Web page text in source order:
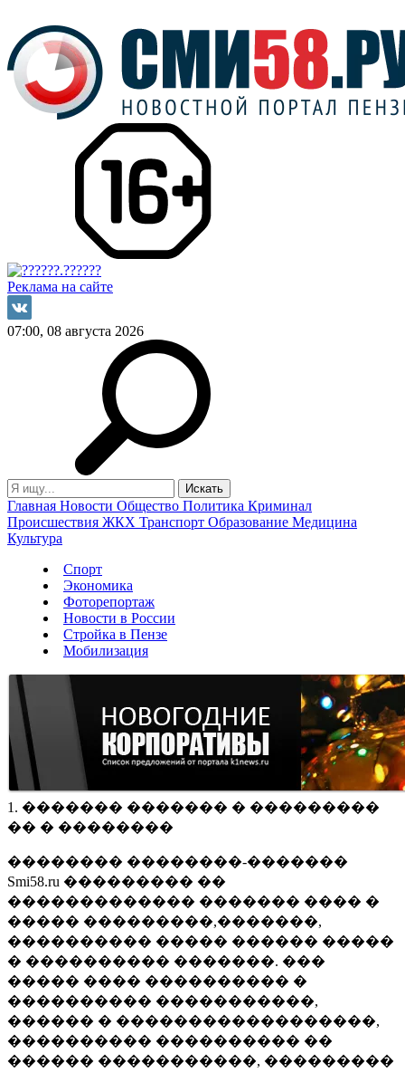
Реклама на сайте
07:00, 08 августа 2026
Главная Новости Общество Политика Криминал
Происшествия ЖКХ Транспорт Образование Медицина
Культура
Спорт
Экономика
Фоторепортаж
Новости в России
Стройка в Пензе
Мобилизация
1. ������� ������� � ���������
�� � ��������
�������� ��������-�������
Smi58.ru ��������� ��
������������� ������� ���� �
����� ���������,�������,
���������� ����� ������ �����
� ���������� �������. ���
����� ���� ���������� �
���������� �����������,
������ � ������������������,
���������� ���������� ��
������ �����������, ���������